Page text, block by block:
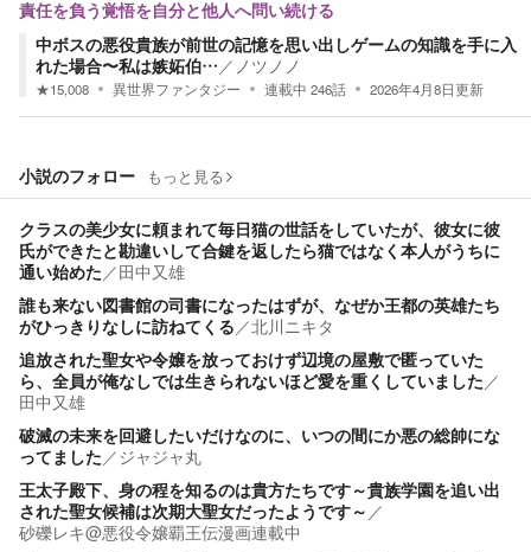
責任を負う覚悟を自分と他人へ問い続ける
中ボスの悪役貴族が前世の記憶を思い出しゲームの知識を手に入
れた場合〜私は嫉妬伯…／ ノツノノ
★15,008 異世界ファンタジー 連載中 246話 2026年4月8日更新
小説のフォロー もっと見る
クラスの美少女に頼まれて毎日猫の世話をしていたが、彼女に彼
氏ができたと勘違いして合鍵を返したら猫ではなく本人がうちに
通い始めた／田中又雄
誰も来ない図書館の司書になったはずが、なぜか王都の英雄たち
がひっきりなしに訪ねてくる／北川ニキタ
追放された聖女や令嬢を放っておけず辺境の屋敷で匿っていた
ら、全員が俺なしでは生きられないほど愛を重くしていました／
田中又雄
破滅の未来を回避したいだけなのに、いつの間にか悪の総帥にな
ってました／ジャジャ丸
王太子殿下、身の程を知るのは貴方たちです～貴族学園を追い出
された聖女候補は次期大聖女だったようです～ ／
砂礫レキ@悪役令嬢覇王伝漫画連載中